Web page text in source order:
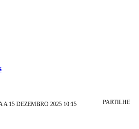
15 DEZEMBRO 2025 10:15 PARTILHE